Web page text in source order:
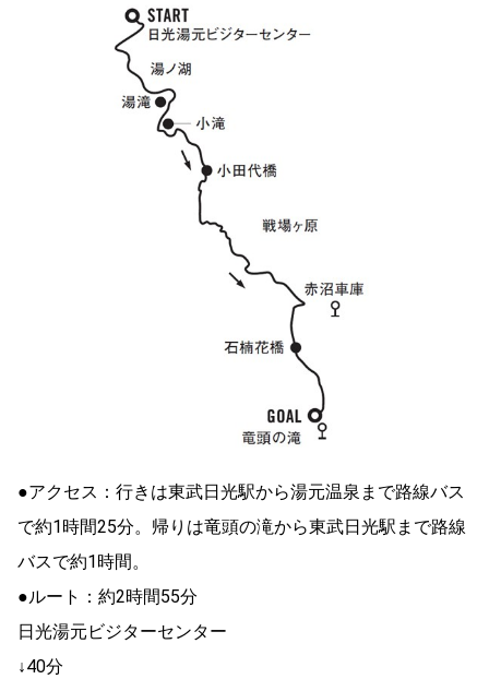
●アクセス：行きは東武日光駅から湯元温泉まで路線バス
で約1時間25分。帰りは竜頭の滝から東武日光駅まで路線
バスで約1時間。
●ルート：約2時間55分
日光湯元ビジターセンター
↓40分